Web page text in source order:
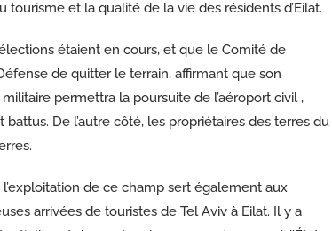
et la qualité de la vie des résidents d’Eilat.
étaient en cours, et que le Comité de
de quitter le terrain, affirmant que son
permettra la poursuite de l’aéroport civil ,
De l’autre côté, les propriétaires des terres du
de ce champ sert également aux
arrivées de touristes de Tel Aviv à Eilat. Il y a